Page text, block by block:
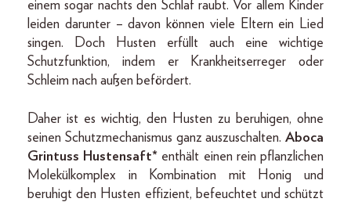
einem sogar nachts den Schlaf raubt. Vor allem Kinder
leiden darunter – davon können viele Eltern ein Lied
singen. Doch Husten erfüllt auch eine wichtige
Schutzfunktion, indem er Krankheitserreger oder
Schleim nach außen befördert.
Daher ist es wichtig, den Husten zu beruhigen, ohne
seinen Schutzmechanismus ganz auszuschalten. Aboca
Grintuss Hustensaft* enthält einen rein pflanzlichen
Molekülkomplex in Kombination mit Honig und
beruhigt den Husten effizient, befeuchtet und schützt